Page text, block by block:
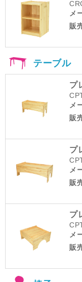
メ
販
テーブル
プ
メ
販
プ
メ
販
プ
メ
販